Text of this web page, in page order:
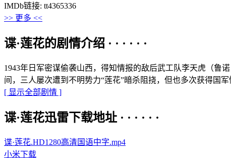
IMDb链接: tt4365336
>> 更多 <<
谍·莲花的剧情介绍 · · · · · ·
1943年日军密谋偷袭山西，得知情报的敌后武工队李天虎（鲁
间，三人屡次遭到不明势力“莲花”暗杀阻挠，但也多次获得国
[ 显示全部剧情 ]
谍·莲花迅雷下载地址 · · · · · ·
谍·莲花.HD1280高清国语中字.mp4
小米下载